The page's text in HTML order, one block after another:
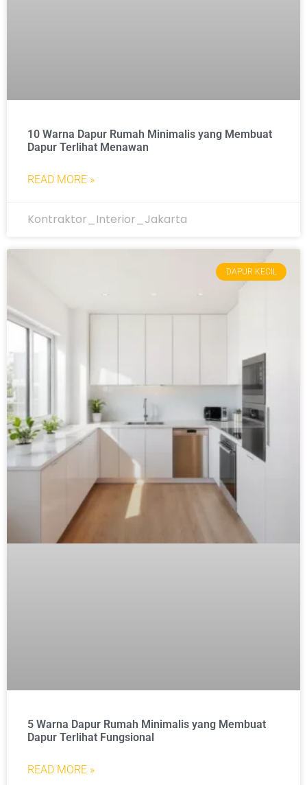
10 Warna Dapur Rumah Minimalis yang Membuat
Dapur Terlihat Menawan
READ MORE »
Kontraktor_Interior_Jakarta
DAPUR KECIL
5 Warna Dapur Rumah Minimalis yang Membuat
Dapur Terlihat Fungsional
READ MORE »